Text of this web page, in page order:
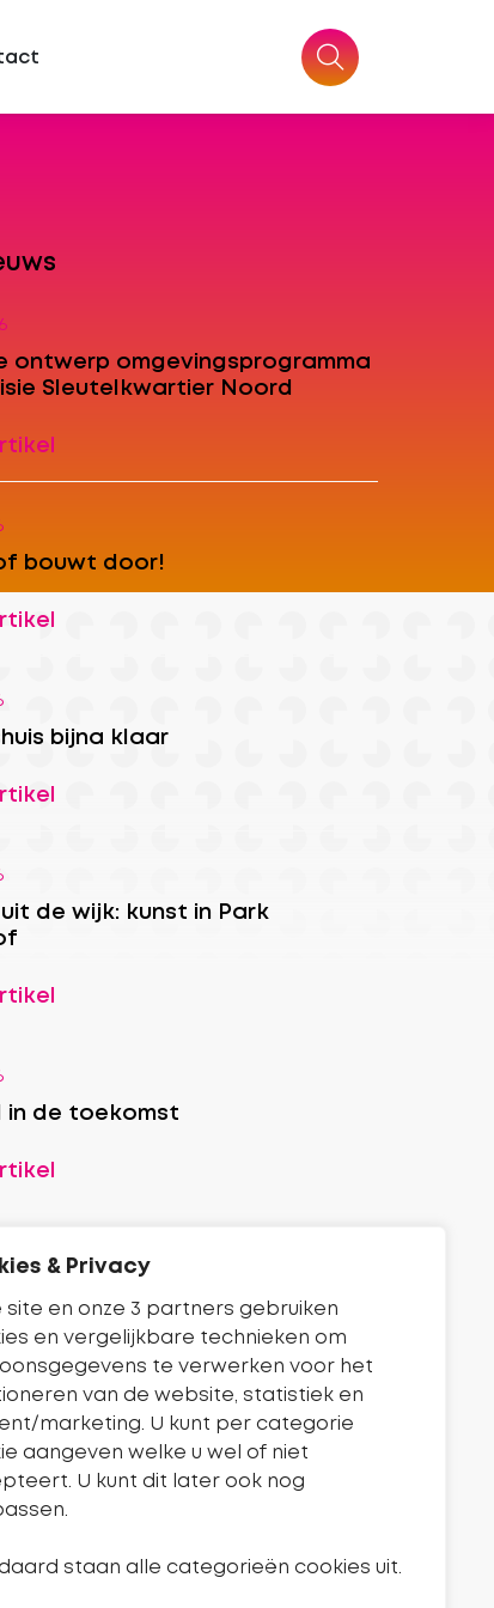
& Privacy
site en onze 3 partners gebruiken
en vergelijkbare technieken om
te verwerken voor het
van de website, statistiek en
marketing. U kunt per categorie
aangeven welke u wel of niet
U kunt dit later ook nog
staan alle categorieën cookies uit.
ontwerp omgevingsprogramma
Sleutelkwartier Noord
bouwt door!
bijna klaar
de wijk: kunst in Park
in de toekomst